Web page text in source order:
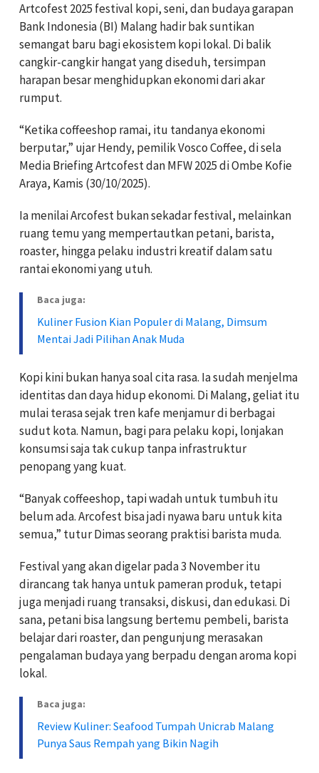
Artcofest 2025 festival kopi, seni, dan budaya garapan
Bank Indonesia (BI) Malang hadir bak suntikan
semangat baru bagi ekosistem kopi lokal. Di balik
cangkir-cangkir hangat yang diseduh, tersimpan
harapan besar menghidupkan ekonomi dari akar
rumput.
“Ketika coffeeshop ramai, itu tandanya ekonomi
berputar,” ujar Hendy, pemilik Vosco Coffee, di sela
Media Briefing Artcofest dan MFW 2025 di Ombe Kofie
Araya, Kamis (30/10/2025).
Ia menilai Arcofest bukan sekadar festival, melainkan
ruang temu yang mempertautkan petani, barista,
roaster, hingga pelaku industri kreatif dalam satu
rantai ekonomi yang utuh.
Baca juga:
Kuliner Fusion Kian Populer di Malang, Dimsum
Mentai Jadi Pilihan Anak Muda
Kopi kini bukan hanya soal cita rasa. Ia sudah menjelma
identitas dan daya hidup ekonomi. Di Malang, geliat itu
mulai terasa sejak tren kafe menjamur di berbagai
sudut kota. Namun, bagi para pelaku kopi, lonjakan
konsumsi saja tak cukup tanpa infrastruktur
penopang yang kuat.
“Banyak coffeeshop, tapi wadah untuk tumbuh itu
belum ada. Arcofest bisa jadi nyawa baru untuk kita
semua,” tutur Dimas seorang praktisi barista muda.
Festival yang akan digelar pada 3 November itu
dirancang tak hanya untuk pameran produk, tetapi
juga menjadi ruang transaksi, diskusi, dan edukasi. Di
sana, petani bisa langsung bertemu pembeli, barista
belajar dari roaster, dan pengunjung merasakan
pengalaman budaya yang berpadu dengan aroma kopi
lokal.
Baca juga:
Review Kuliner: Seafood Tumpah Unicrab Malang
Punya Saus Rempah yang Bikin Nagih